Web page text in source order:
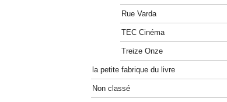
Rue Varda
TEC Cinéma
Treize Onze
la petite fabrique du livre
Non classé